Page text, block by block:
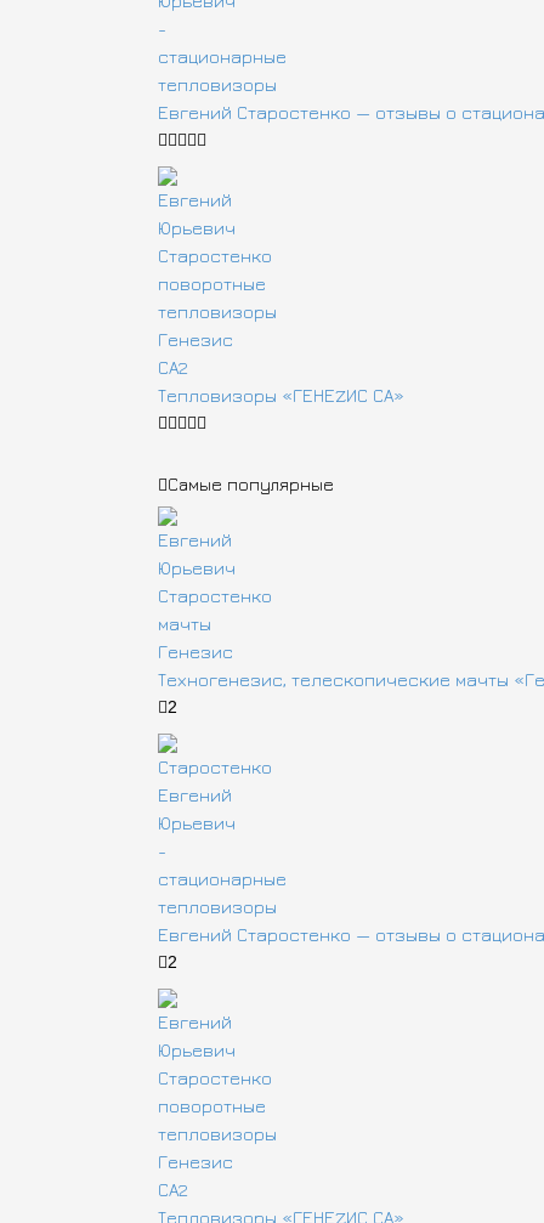
Евгений Старостенко — отзывы о
Тепловизоры «ГЕНЕZИС СА»
Самые популярные
Техногенезис, телескопические мачты
2
Евгений Старостенко — отзывы о
2
Тепловизоры «ГЕНЕZИС СА»